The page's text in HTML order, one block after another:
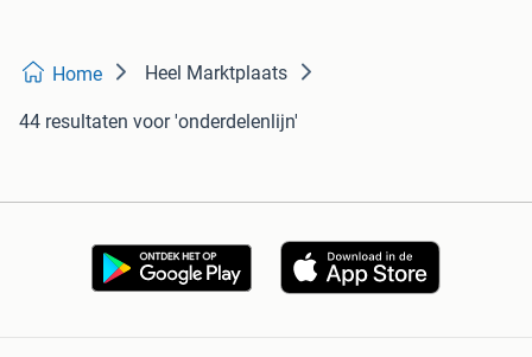
Home Heel Marktplaats
44 resultaten voor 'onderdelenlijn'